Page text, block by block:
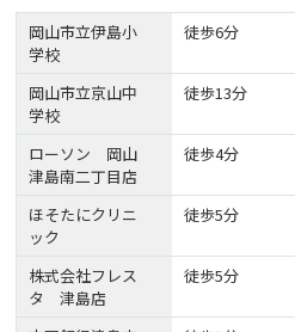
岡山市立伊島小
学校
徒歩6分
岡山市立京山中
学校
徒歩13分
ローソン 岡山
津島南二丁目店
徒歩4分
ほそたにクリニ
ック
徒歩5分
株式会社フレス
タ 津島店
徒歩5分